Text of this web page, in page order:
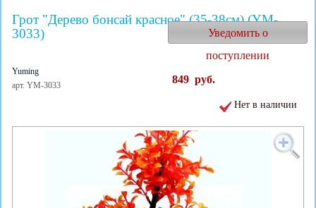
Грот "Дерево бонсай красное" (35-38см) (YM-
3033)
Yuming
арт. YM-3033
Уведомить о
поступлении
849 руб.
Нет в наличии